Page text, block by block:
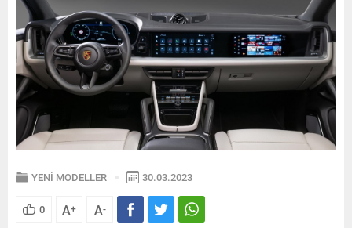
YENİ MODELLER 30.03.2023
0 A+ A-